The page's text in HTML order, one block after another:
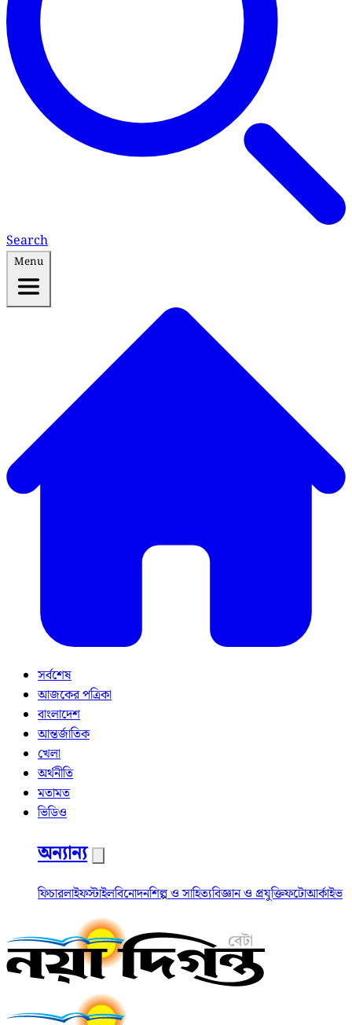
Search
Menu
সর্বশেষ
আজকের পত্রিকা
বাংলাদেশ
আন্তর্জাতিক
খেলা
অর্থনীতি
মতামত
ভিডিও
অন্যান্য
ফিচারলাইফস্টাইলবিনোদনশিল্প ও সাহিত্যবিজ্ঞান ও প্রযুক্তিফটোআর্কাইভ